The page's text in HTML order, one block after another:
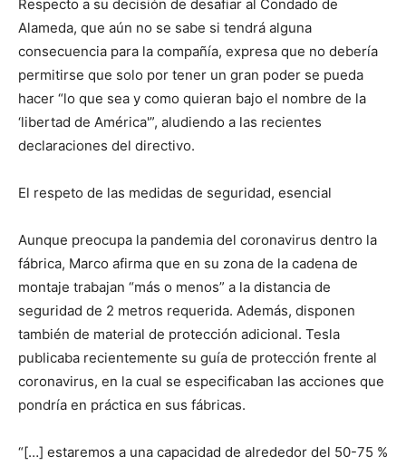
Respecto a su decisión de desafiar al Condado de
Alameda, que aún no se sabe si tendrá alguna
consecuencia para la compañía, expresa que no debería
permitirse que solo por tener un gran poder se pueda
hacer “lo que sea y como quieran bajo el nombre de la
‘libertad de América'”, aludiendo a las recientes
declaraciones del directivo.
El respeto de las medidas de seguridad, esencial
Aunque preocupa la pandemia del coronavirus dentro la
fábrica, Marco afirma que en su zona de la cadena de
montaje trabajan “más o menos” a la distancia de
seguridad de 2 metros requerida. Además, disponen
también de material de protección adicional. Tesla
publicaba recientemente su guía de protección frente al
coronavirus, en la cual se especificaban las acciones que
pondría en práctica en sus fábricas.
“[…] estaremos a una capacidad de alrededor del 50-75 %